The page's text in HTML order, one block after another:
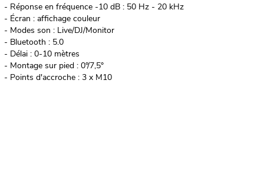
- Réponse en fréquence -10 dB : 50 Hz - 20 kHz
- Écran : affichage couleur
- Modes son : Live/DJ/Monitor
- Bluetooth : 5.0
- Délai : 0-10 mètres
- Montage sur pied : 0°/7,5°
- Points d'accroche : 3 x M10